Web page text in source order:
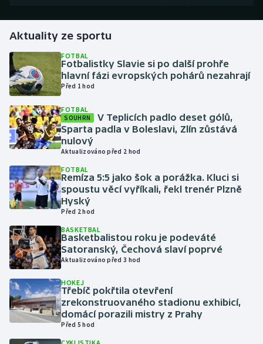
Gymnastika
Házená
Jezdectví
Judo
Krasobruslení
Lezení
Lyže a snowboard
Motorsport
Olympijské hry
Parasport
Aktuality ze sportu
FOTBAL
Fotbalistky Slavie si po další prohře
hlavní fázi evropských pohárů nezahrají
Před 1 hod
FOTBAL
SOUHRN
V Teplicích padlo deset gólů,
Sparta padla v Boleslavi, Zlín zůstává
nulový
Aktualizováno před 2 hod
FOTBAL
Remíza 5:5 jako šok a porážka. Kluci si
spoustu věcí vyříkali, řekl trenér Plzně
Hyský
Před 2 hod
BASKETBAL
Basketbalistou roku je podeváté
Satoranský, Čechová slaví poprvé
Aktualizováno před 3 hod
HOKEJ
Třebíč pokřtila otevření
zrekonstruovaného stadionu exhibicí,
domácí porazili mistry z Prahy
Před 5 hod